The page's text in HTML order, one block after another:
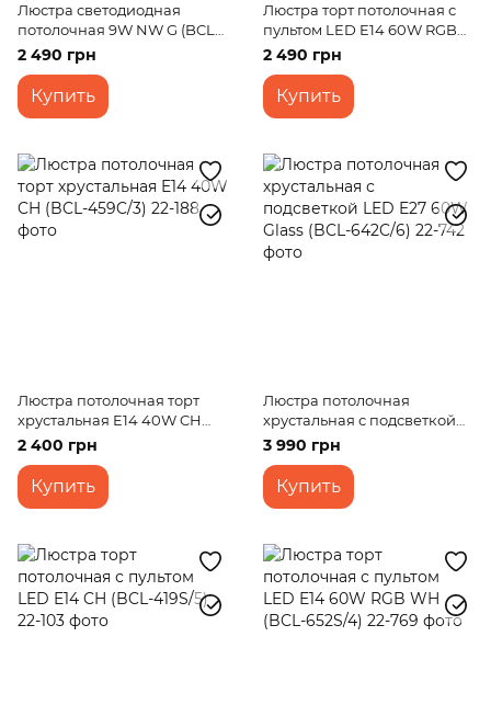
Люстра светодиодная
потолочная 9W NW G (BCL-
487C/1)
2 490 грн
Купить
Люстра торт потолочная с
пультом LED E14 60W RGB
WH (BCL-649S/4)
2 490 грн
Купить
Люстра потолочная торт
хрустальная E14 40W CH
(BCL-459C/3)
2 400 грн
Купить
Люстра потолочная
хрустальная с подсветкой
LED E27 60W Glass (BCL-
3 990 грн
Купить